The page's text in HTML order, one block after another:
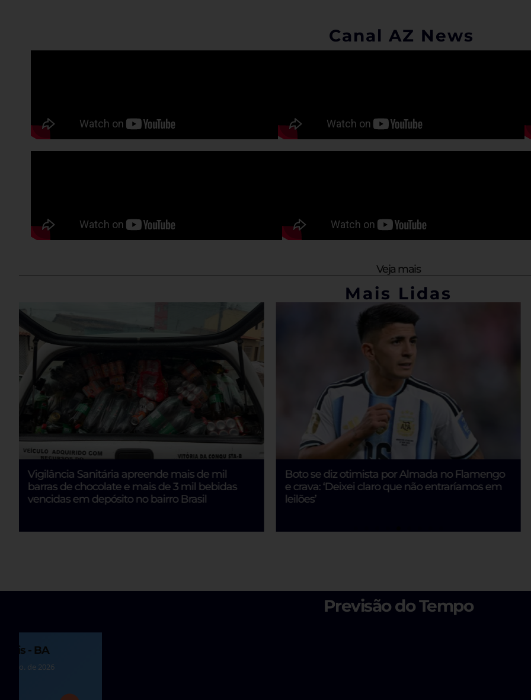
Canal AZ News
Veja mais
Mais Lidas
Vigilância Sanitária apreende mais de mil
barras de chocolate e mais de 3 mil bebidas
vencidas em depósito no bairro Brasil
Boto se diz otimista por Almada no Flamengo
e crava: ‘Deixei claro que não entraríamos em
leilões’
Previsão do Tempo
- BA
ago. de 2026